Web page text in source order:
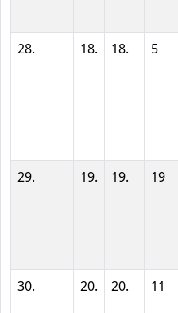
28. 18. 18. 5
29. 19. 19. 19
30. 20. 20. 11